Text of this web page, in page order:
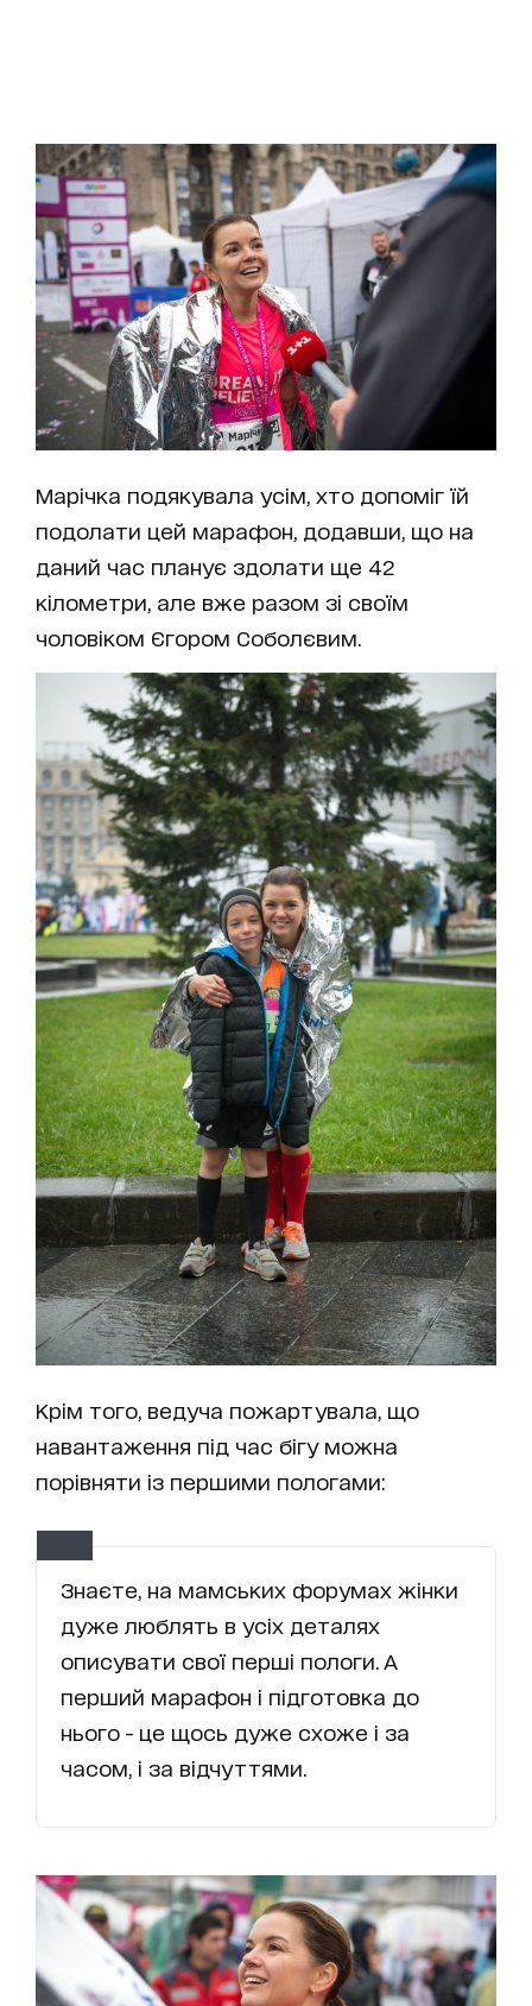
Марічка подякувала усім, хто допоміг їй
подолати цей марафон, додавши, що на
даний час планує здолати ще 42
кілометри, але вже разом зі своїм
чоловіком Єгором Соболєвим.
Крім того, ведуча пожартувала, що
навантаження під час бігу можна
порівняти із першими пологами:
Знаєте, на мамських форумах жінки
дуже люблять в усіх деталях
описувати свої перші пологи. А
перший марафон і підготовка до
нього - це щось дуже схоже і за
часом, і за відчуттями.